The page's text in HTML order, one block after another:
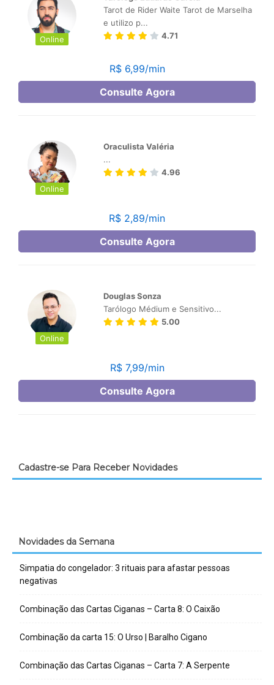
Cadastre-se Para Receber Novidades
Novidades da Semana
Simpatia do congelador: 3 rituais para afastar pessoas
negativas
Combinação das Cartas Ciganas – Carta 8: O Caixão
Combinação da carta 15: O Urso | Baralho Cigano
Combinação das Cartas Ciganas – Carta 7: A Serpente